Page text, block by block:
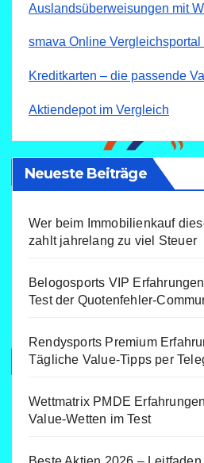
Auslandsüberweisungen mit
smava Online Vergleichsportal
Kreditkarten – die passende
Aktiendepot im Vergleich
Neueste Beiträge
Wer beim Immobilienkauf
zahlt jahrelang zu viel Steuer
Belogosports VIP
Test der Quotenfehler-
Rendysports Premium
Tägliche Value-Tipps per
Wettmatrix PMDE
Value-Wetten im Test